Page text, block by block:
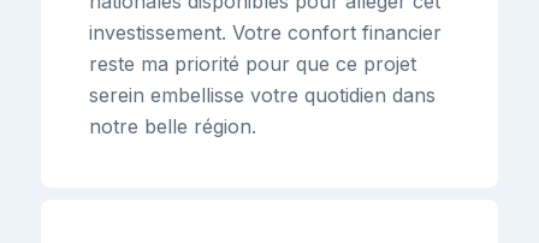
investissement. Votre confort financier
reste ma priorité pour que ce projet
serein embellisse votre quotidien dans
notre belle région.